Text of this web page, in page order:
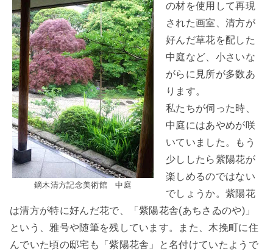
鏑木清方記念美術館 中庭
の材を使用して再現
された画室、清方が
好んだ草花を配した
中庭など、小さいな
がらに見所が多数あ
ります。
私たちが伺った時、
中庭にはあやめが咲
いていました。もう
少ししたら紫陽花が
楽しめるのではない
でしょうか。紫陽花
は清方が特に好んだ花で、「紫陽花舎(あちさゐのや)」
という、雅号や随筆を残しています。また、木挽町に住
んでいた頃の邸宅も「紫陽花舎」と名付けていたようで